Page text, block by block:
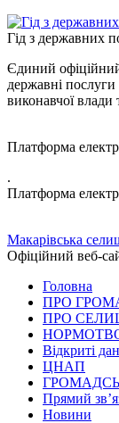
Гід з державних
Єдиний
державні послуги
виконавчої
Платформа
.
Платформа
Макарівська
Офіційний веб-
Головна
ПРО
ПРО
Відкриті
ЦНАП
Прямий
Новини